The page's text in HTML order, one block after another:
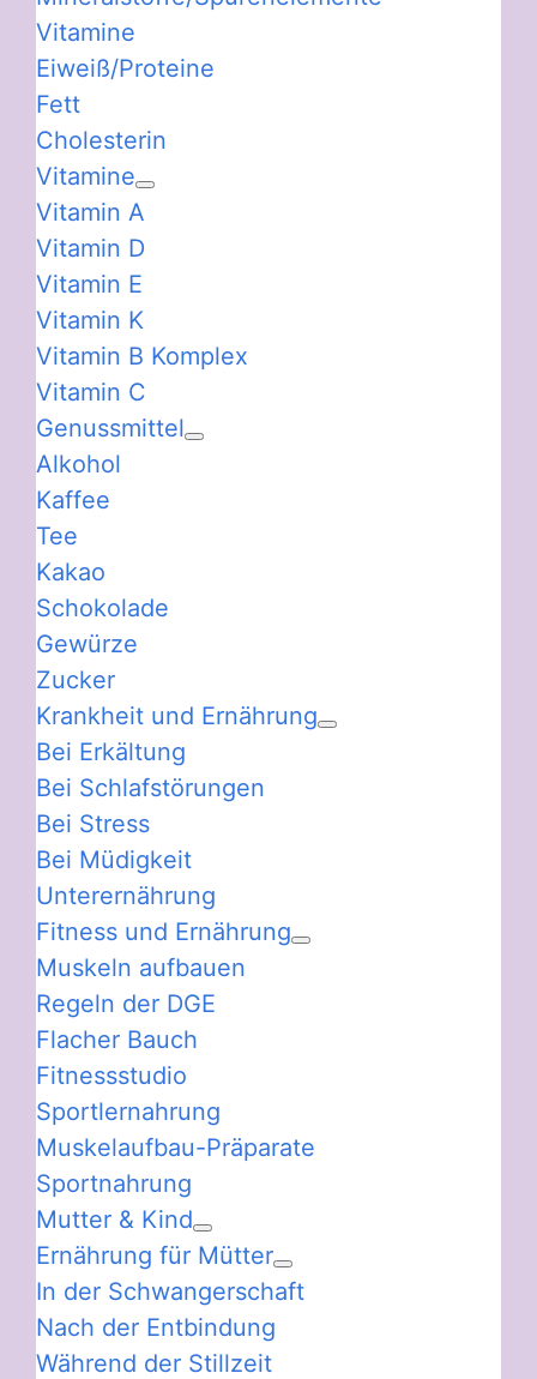
Vitamine
Eiweiß/Proteine
Fett
Cholesterin
Vitamine
Vitamin A
Vitamin D
Vitamin E
Vitamin K
Vitamin B Komplex
Vitamin C
Genussmittel
Alkohol
Kaffee
Tee
Kakao
Schokolade
Gewürze
Zucker
Krankheit und Ernährung
Bei Erkältung
Bei Schlafstörungen
Bei Stress
Bei Müdigkeit
Unterernährung
Fitness und Ernährung
Muskeln aufbauen
Regeln der DGE
Flacher Bauch
Fitnessstudio
Sportlernahrung
Muskelaufbau-Präparate
Sportnahrung
Mutter & Kind
Ernährung für Mütter
In der Schwangerschaft
Nach der Entbindung
Während der Stillzeit